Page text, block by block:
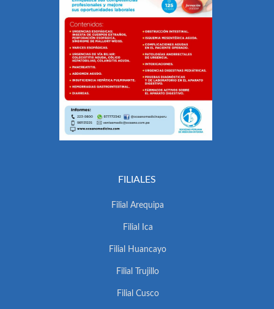
FILIALES
Filial Arequipa
Filial Ica
Filial Huancayo
Filial Trujillo
Filial Cusco